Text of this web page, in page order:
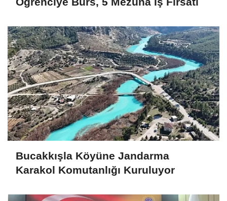
Bucakkışla Köyüne Jandarma
Karakol Komutanlığı Kuruluyor